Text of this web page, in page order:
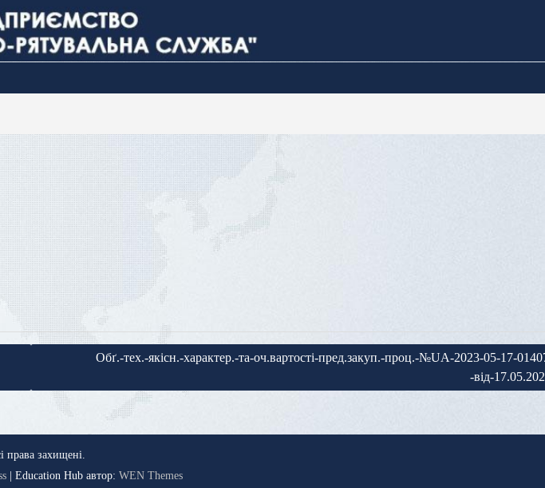
Обґ.-тех.-якісн.-характер.-та-оч.вартості-пред.закуп.-проц.-№UA-2023-05-17-
-від-
права захищені.
Education Hub автор: WEN Themes